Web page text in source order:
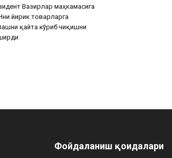
Вазирлар маҳкамасига
йирик товарларга
қайта кўриб чиқишни
Фойдаланиш қоидалари